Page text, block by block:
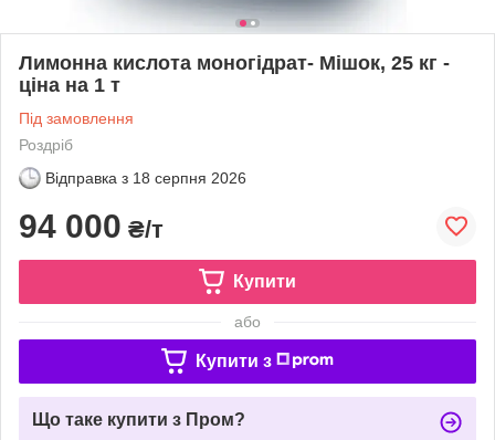
Лимонна кислота моногідрат- Мішок, 25 кг -
ціна на 1 т
Під замовлення
Роздріб
Відправка з 18 серпня 2026
94 000 ₴/т
Купити
або
Купити з
Що таке купити з Пром?